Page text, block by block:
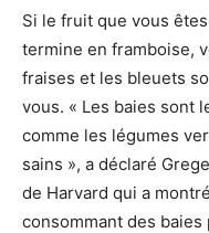
Si le fruit que vous
termine en framboise,
fraises et les bleuets
vous. « Les baies sont
comme les légumes
sains », a déclaré
de Harvard qui a
consommant des